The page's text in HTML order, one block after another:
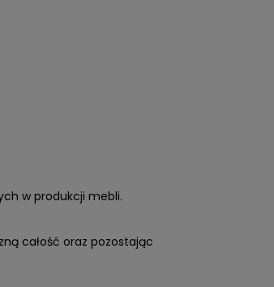
w produkcji mebli.
całość oraz pozostając